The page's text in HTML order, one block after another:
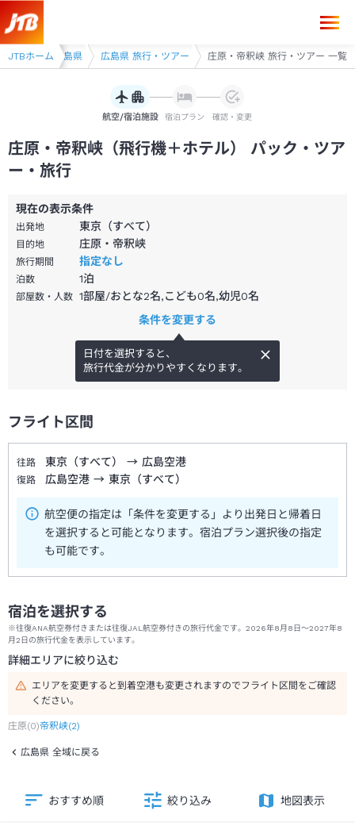
JTBホーム
中国 広島県 広島県 旅行・ツアー 庄原・帝釈峡 旅行・ツアー 一覧
航空/宿泊施設 宿泊プラン 確認・変更
庄原・帝釈峡（飛行機＋ホテル） パック・ツア
ー・旅行
現在の表示条件
出発地 東京（すべて）
目的地 庄原・帝釈峡
旅行期間 指定なし
泊数 1泊
部屋数・人数 1部屋/おとな2名,こども0名,幼児0名
条件を変更する
日付を選択すると、
旅行代金が分かりやすくなります。
フライト区間
往路 東京（すべて） → 広島空港
復路 広島空港 → 東京（すべて）
航空便の指定は「条件を変更する」より出発日と帰着日
を選択すると可能となります。宿泊プラン選択後の指定
も可能です。
宿泊を選択する
※往復ANA航空券付きまたは往復JAL航空券付きの旅行代金です。2026年8月8日～2027年8
月2日の旅行代金を表示しています。
詳細エリアに絞り込む
エリアを変更すると到着空港も変更されますのでフライト区間をご確認
ください。
庄原(0)帝釈峡(2)
広島県 全域に戻る
おすすめ順 絞り込み 地図表示